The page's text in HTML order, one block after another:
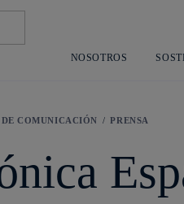
NOSOTROS
DE COMUNICACIÓN PRENSA